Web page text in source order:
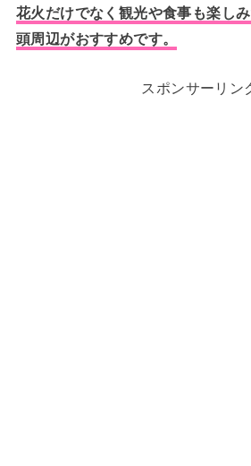
花火だけでなく観光や食事も楽し
頭周辺がおすすめです。
スポンサーリン